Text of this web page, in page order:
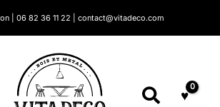
| 06 82 36 11 22 | contact@vitadeco.com